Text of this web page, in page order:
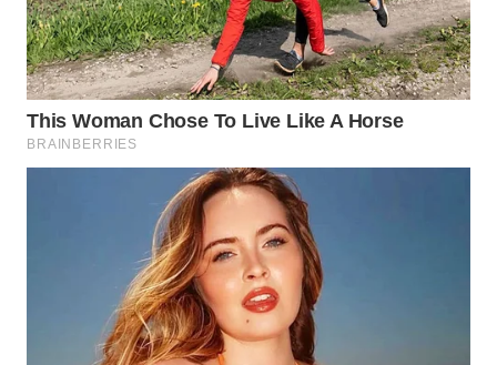
KONSUMEN
WAHANA
LISTRIK
WAHANA
WAHANANEWS
ID